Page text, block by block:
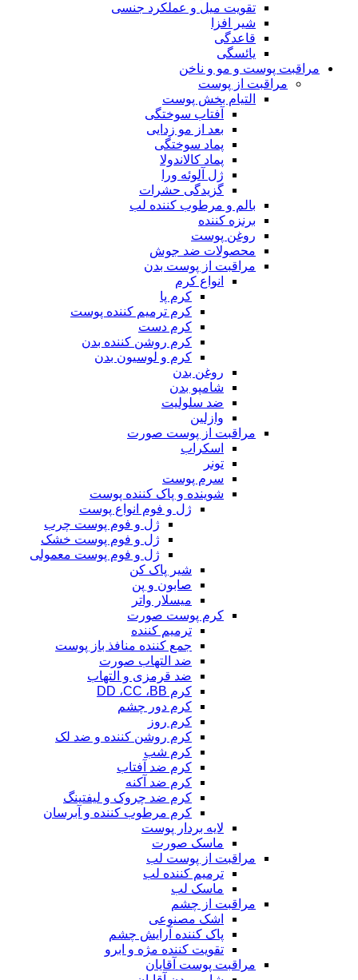
تقویت میل و عملکرد جنسی
شیر افزا
قاعدگی
یائسگی
مراقبت پوست و مو و ناخن
مراقبت از پوست
التیام بخش پوست
آفتاب سوختگی
بعد از مو زدایی
پماد سوختگی
پماد کالاندولا
ژل آلوئه ورا
گزیدگی حشرات
بالم و مرطوب کننده لب
برنزه کننده
روغن پوست
محصولات ضد جوش
مراقبت از پوست بدن
انواع کرم
کرم پا
کرم ترمیم کننده پوست
کرم دست
کرم روشن کننده بدن
کرم و لوسیون بدن
روغن بدن
شامپو بدن
ضد سلولیت
وازلین
مراقبت از پوست صورت
اسکراب
تونر
سرم پوست
شوینده و پاک کننده پوست
ژل و فوم انواع پوست
ژل و فوم پوست چرب
ژل و فوم پوست خشک
ژل و فوم پوست معمولی
شیر پاک کن
صابون و پن
میسلار واتر
کرم پوست صورت
ترمیم کننده
جمع کننده منافذ باز پوست
ضد التهاب صورت
ضد قرمزی و التهاب
کرم DD ،CC ،BB
کرم دور چشم
کرم روز
کرم روشن کننده و ضد لک
کرم شب
کرم ضد آفتاب
کرم ضد آکنه
کرم ضد چروک و لیفتینگ
کرم مرطوب کننده و آبرسان
لایه بردار پوست
ماسک صورت
مراقبت از پوست لب
ترمیم کننده لب
ماسک لب
مراقبت از چشم
اشک مصنوعی
پاک کننده آرایش چشم
تقویت کننده مژه و ابرو
مراقبت پوست آقایان